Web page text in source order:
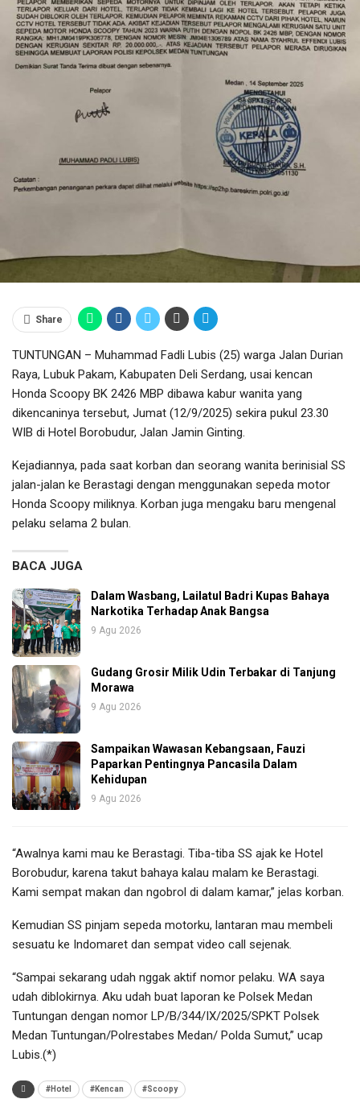
Share
TUNTUNGAN – Muhammad Fadli Lubis (25) warga Jalan Durian
Raya, Lubuk Pakam, Kabupaten Deli Serdang, usai kencan
Honda Scoopy BK 2426 MBP dibawa kabur wanita yang
dikencaninya tersebut, Jumat (12/9/2025) sekira pukul 23.30
WIB di Hotel Borobudur, Jalan Jamin Ginting.
Kejadiannya, pada saat korban dan seorang wanita berinisial SS
jalan-jalan ke Berastagi dengan menggunakan sepeda motor
Honda Scoopy miliknya. Korban juga mengaku baru mengenal
pelaku selama 2 bulan.
BACA JUGA
Dalam Wasbang, Lailatul Badri Kupas Bahaya
Narkotika Terhadap Anak Bangsa
9 Agu 2026
Gudang Grosir Milik Udin Terbakar di Tanjung
Morawa
9 Agu 2026
Sampaikan Wawasan Kebangsaan, Fauzi
Paparkan Pentingnya Pancasila Dalam
Kehidupan
9 Agu 2026
“Awalnya kami mau ke Berastagi. Tiba-tiba SS ajak ke Hotel
Borobudur, karena takut bahaya kalau malam ke Berastagi.
Kami sempat makan dan ngobrol di dalam kamar,” jelas korban.
Kemudian SS pinjam sepeda motorku, lantaran mau membeli
sesuatu ke Indomaret dan sempat video call sejenak.
“Sampai sekarang udah nggak aktif nomor pelaku. WA saya
udah diblokirnya. Aku udah buat laporan ke Polsek Medan
Tuntungan dengan nomor LP/B/344/IX/2025/SPKT Polsek
Medan Tuntungan/Polrestabes Medan/ Polda Sumut,” ucap
Lubis.(*)
#Hotel #Kencan #Scoopy